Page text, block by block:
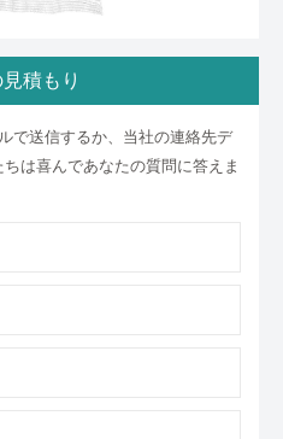
積もり
で送信するか、当社の連絡先デ
は喜んであなたの質問に答えま